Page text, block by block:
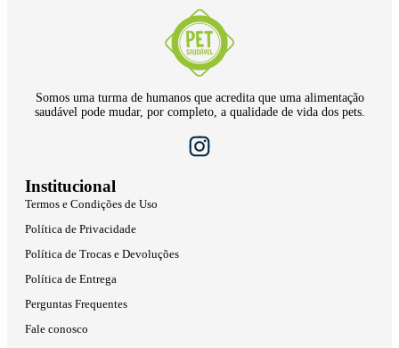
Somos uma turma de humanos que acredita que uma alimentação
saudável pode mudar, por completo, a qualidade de vida dos pets.
Institucional
Termos e Condições de Uso
Política de Privacidade
Política de Trocas e Devoluções
Política de Entrega
Perguntas Frequentes
Fale conosco